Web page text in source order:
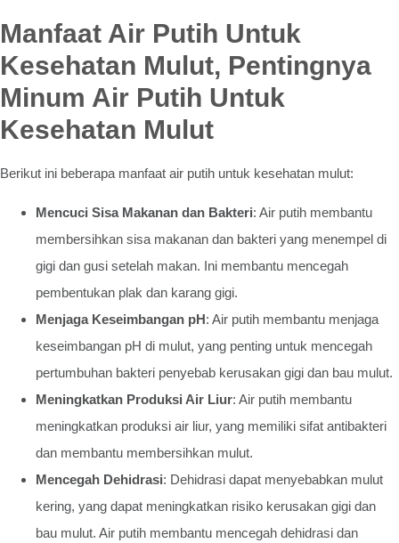
Manfaat Air Putih Untuk
Kesehatan Mulut, Pentingnya
Minum Air Putih Untuk
Kesehatan Mulut
Berikut ini beberapa manfaat air putih untuk kesehatan mulut:
Mencuci Sisa Makanan dan Bakteri: Air putih membantu
membersihkan sisa makanan dan bakteri yang menempel di
gigi dan gusi setelah makan. Ini membantu mencegah
pembentukan plak dan karang gigi.
Menjaga Keseimbangan pH: Air putih membantu menjaga
keseimbangan pH di mulut, yang penting untuk mencegah
pertumbuhan bakteri penyebab kerusakan gigi dan bau mulut.
Meningkatkan Produksi Air Liur: Air putih membantu
meningkatkan produksi air liur, yang memiliki sifat antibakteri
dan membantu membersihkan mulut.
Mencegah Dehidrasi: Dehidrasi dapat menyebabkan mulut
kering, yang dapat meningkatkan risiko kerusakan gigi dan
bau mulut. Air putih membantu mencegah dehidrasi dan